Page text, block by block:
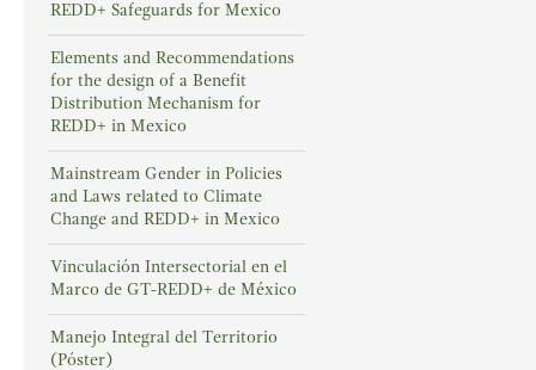
REDD+ Safeguards for Mexico
Elements and Recommendations
for the design of a Benefit
Distribution Mechanism for
REDD+ in Mexico
Mainstream Gender in Policies
and Laws related to Climate
Change and REDD+ in Mexico
Vinculación Intersectorial en el
Marco de GT-REDD+ de México
Manejo Integral del Territorio
(Póster)